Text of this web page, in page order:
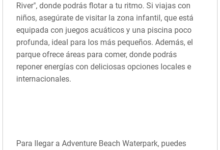
River", donde podrás flotar a tu ritmo. Si viajas con
niños, asegúrate de visitar la zona infantil, que está
equipada con juegos acuáticos y una piscina poco
profunda, ideal para los más pequeños. Además, el
parque ofrece áreas para comer, donde podrás
reponer energías con deliciosas opciones locales e
internacionales.
Para llegar a Adventure Beach Waterpark, puedes